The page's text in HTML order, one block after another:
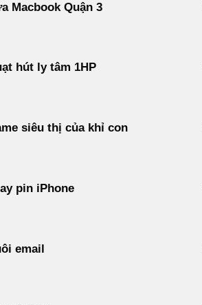
Macbook Quận 3
hút ly tâm 1HP
siêu thị của khỉ con
pin iPhone
email